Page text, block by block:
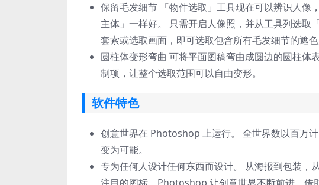
保留毛发细节 「物件选取」工具现在可以辨识人像
主体」一样好。 只需开启人像照，并从工具列选取
套索或选取画面，即可选取包含所有毛发细节的遮色
圆柱体变形弯曲 可将平面图稿弯曲成圆边的圆柱
制项，让整个选取范围可以自由变形。
软件特色
创意世界在 Photoshop 上运行。 全世界数以百万
变为可能。
专为任何人设计任何东西而设计。 从海报到包装，